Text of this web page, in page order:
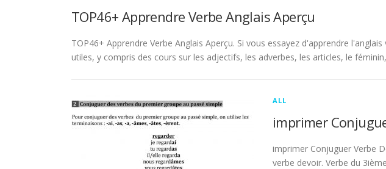
TOP46+ Apprendre Verbe Anglais Aperçu
TOP46+ Apprendre Verbe Anglais Aperçu. Si vous essayez d'apprendre
utiles, y compris des cours sur les adjectifs, les adverbes, les articles, le
ALL
imprimer
imprimer Conjuguer Verbe
verbe devoir. Verbe du